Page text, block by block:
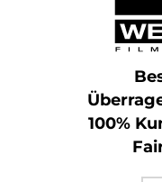
100%